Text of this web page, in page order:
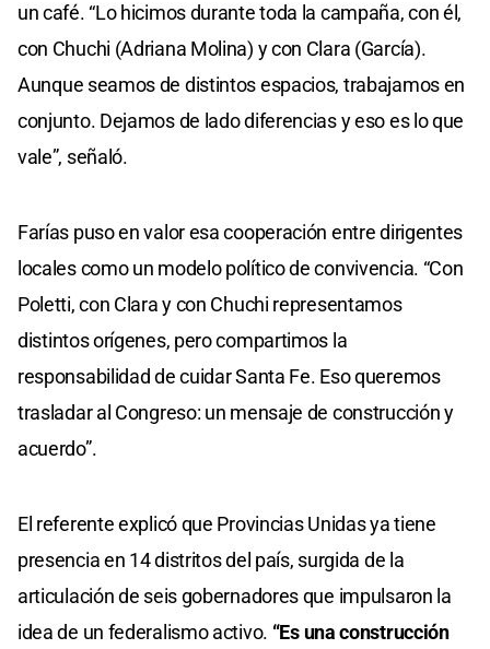
un café. “Lo hicimos durante toda la campaña, con él,
con Chuchi (Adriana Molina) y con Clara (García).
Aunque seamos de distintos espacios, trabajamos en
conjunto. Dejamos de lado diferencias y eso es lo que
vale”, señaló.
Farías puso en valor esa cooperación entre dirigentes
locales como un modelo político de convivencia. “Con
Poletti, con Clara y con Chuchi representamos
distintos orígenes, pero compartimos la
responsabilidad de cuidar Santa Fe. Eso queremos
trasladar al Congreso: un mensaje de construcción y
acuerdo”.
El referente explicó que Provincias Unidas ya tiene
presencia en 14 distritos del país, surgida de la
articulación de seis gobernadores que impulsaron la
idea de un federalismo activo. “Es una construcción